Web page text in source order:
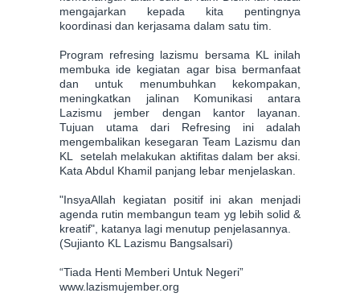
mengajarkan kepada kita pentingnya
koordinasi dan kerjasama dalam satu tim.
Program refresing lazismu bersama KL inilah
membuka ide kegiatan agar bisa bermanfaat
dan untuk menumbuhkan kekompakan,
meningkatkan jalinan Komunikasi antara
Lazismu jember dengan kantor layanan.
Tujuan utama dari Refresing ini adalah
mengembalikan kesegaran Team Lazismu dan
KL setelah melakukan aktifitas dalam ber aksi.
Kata Abdul Khamil panjang lebar menjelaskan.
"InsyaAllah kegiatan positif ini akan menjadi
agenda rutin membangun team yg lebih solid &
kreatif", katanya lagi menutup penjelasannya.
(Sujianto KL Lazismu Bangsalsari)
“Tiada Henti Memberi Untuk Negeri”
www.lazismujember.org